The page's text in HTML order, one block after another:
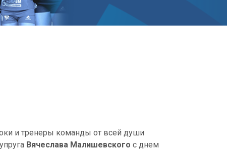
и тренеры команды от всей души
Вячеслава Малишевского с днем